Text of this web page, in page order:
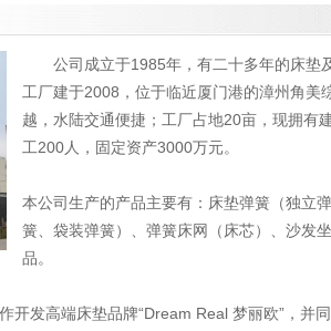
公司成立于1985年，有二十多年的床垫
工厂建于2008，位于临近厦门港的漳州角美
越，水陆交通便捷；工厂占地20亩，现拥有
工200人，固定资产3000万元。
本公司生产的产品主要有：床垫弹簧（独立
簧、袋装弹簧）、弹簧床网（床芯）、沙发
品。
开发高端床垫品牌“Dream Real 梦丽欧”，并